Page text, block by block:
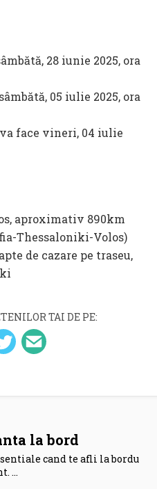
28 iunie 2025, ora
05 iulie 2025, ora
face vineri, 04 iulie
aproximativ 890km
Thessaloniki-Volos)
de cazare pe traseu,
TAI DE PE:
la bord
cand te afli la bordul
…